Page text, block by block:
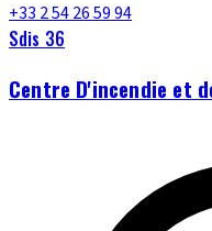
+33 2 54 26 59 94
Sdis 36
Centre D'incendie et